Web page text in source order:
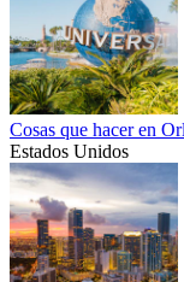
Cosas que hacer en
Estados Unidos